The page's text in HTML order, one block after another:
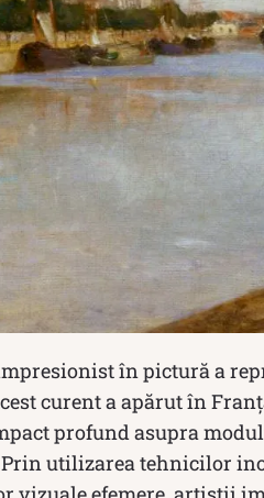
în pictură a
curent a apărut în
profund asupra
Prin utilizarea tehnicilor